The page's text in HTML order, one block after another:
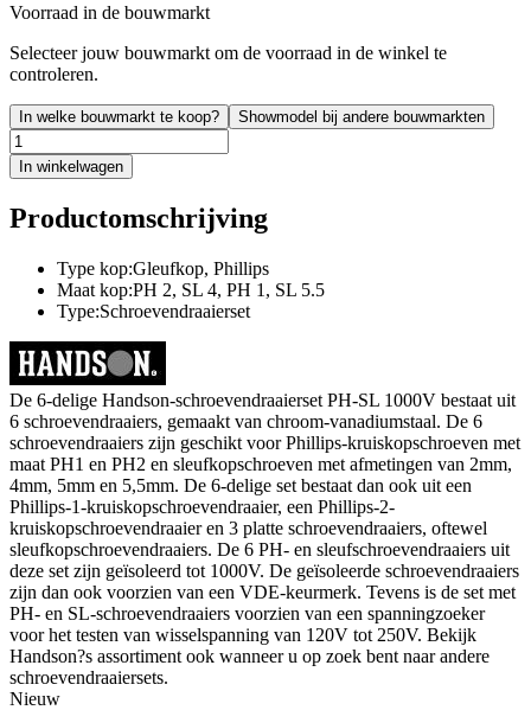
Voorraad in de bouwmarkt
Selecteer jouw bouwmarkt om de voorraad in de winkel te
controleren.
In welke bouwmarkt te koop? Showmodel bij andere bouwmarkten
In winkelwagen
Productomschrijving
Type kop:Gleufkop, Phillips
Maat kop:PH 2, SL 4, PH 1, SL 5.5
Type:Schroevendraaierset
De 6-delige Handson-schroevendraaierset PH-SL 1000V bestaat uit
6 schroevendraaiers, gemaakt van chroom-vanadiumstaal. De 6
schroevendraaiers zijn geschikt voor Phillips-kruiskopschroeven met
maat PH1 en PH2 en sleufkopschroeven met afmetingen van 2mm,
4mm, 5mm en 5,5mm. De 6-delige set bestaat dan ook uit een
Phillips-1-kruiskopschroevendraaier, een Phillips-2-
kruiskopschroevendraaier en 3 platte schroevendraaiers, oftewel
sleufkopschroevendraaiers. De 6 PH- en sleufschroevendraaiers uit
deze set zijn geïsoleerd tot 1000V. De geïsoleerde schroevendraaiers
zijn dan ook voorzien van een VDE-keurmerk. Tevens is de set met
PH- en SL-schroevendraaiers voorzien van een spanningzoeker
voor het testen van wisselspanning van 120V tot 250V. Bekijk
Handson?s assortiment ook wanneer u op zoek bent naar andere
schroevendraaiersets.
Nieuw